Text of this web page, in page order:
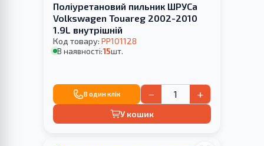
Поліуретановий пильник ШРУСа
Volkswagen Touareg 2002-2010
1.9L внутрішній
Код товару: PP101128
В наявності:15шт.
В один клік − +
У кошик